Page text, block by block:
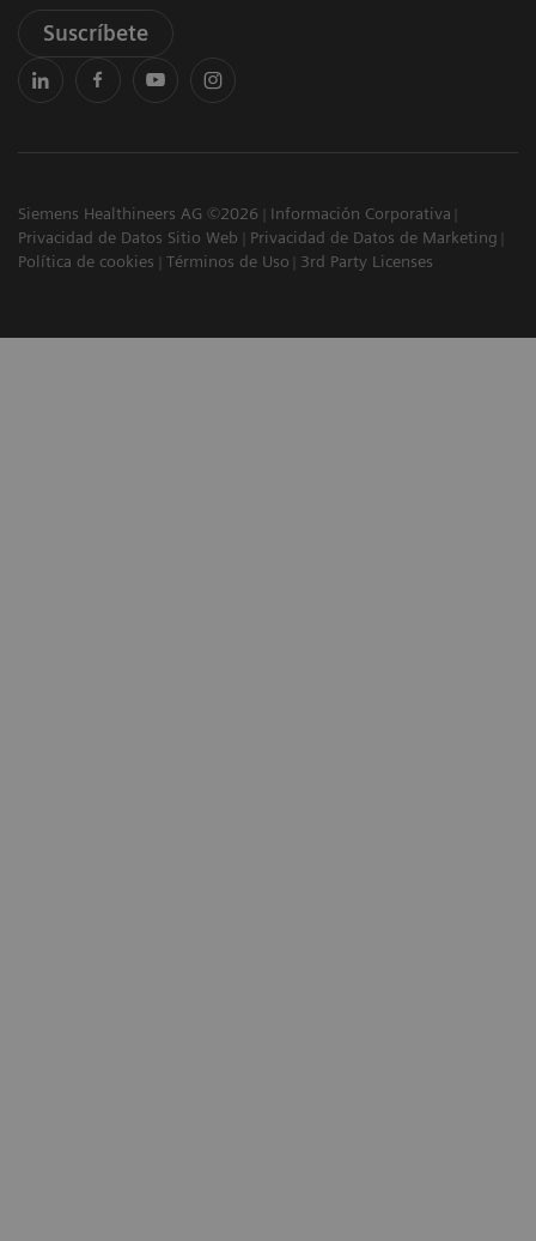
Suscríbete
Siemens Healthineers AG ©2026
Información Corporativa
Privacidad de Datos Sitio Web
Privacidad de Datos de Marketing
Política de cookies
Términos de Uso 3rd Party Licenses